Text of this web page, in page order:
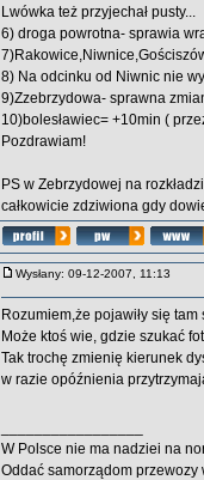
Lwówka też przyjechał pusty...
6) droga powrotna- sprawia
8) Na odcinku od Niwnic nie
9)Zzebrzydowa- sprawna
10)bolesławiec= +10min (
Pozdrawiam!
PS w Zebrzydowej na
całkowicie zdziwiona gdy
Wysłany: 09-12-2007, 11:13
Rozumiem,że pojawiły się
Może ktoś wie, gdzie szukać
Tak trochę zmienię kierunek
w razie opóźnienia
W Polsce nie ma nadziei na
Oddać samorządom